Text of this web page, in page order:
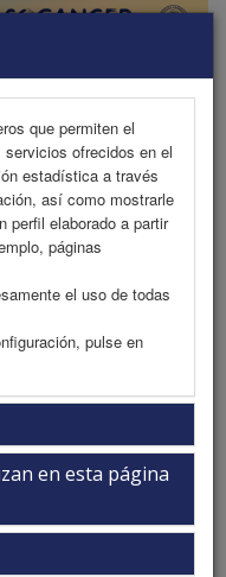
que permiten el
ofrecidos en el
estadística a través
así como mostrarle
perfil elaborado a partir
páginas
el uso de todas
pulse en
en esta página